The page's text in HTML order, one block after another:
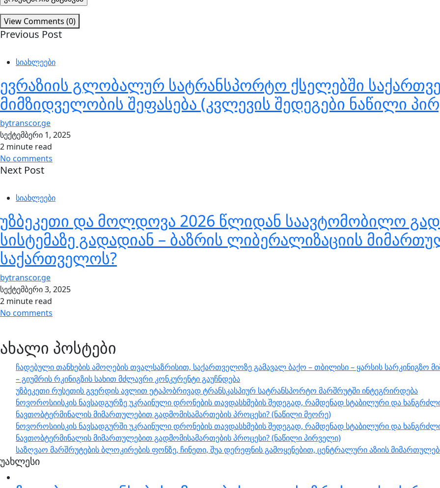
View Comments (0)
Previous Post
სიახლეები
ევრაზიის გლობალურ სატრანსპორტო ქსელებში
მიმზიდველობის შეფასება (კვლევის შედეგები ნაწილი
bytranscor.ge
სექტემბერი 1, 2025
2 minute read
No comments
Next Post
სიახლეები
უზბეკეთი და მოლდოვა 2026 წლიდან საავტომობილო
სისტემაზე გადადიან – ბაზრის ლიბერალიზაციის
საქართველოს?
bytranscor.ge
სექტემბერი 3, 2025
2 minute read
No comments
ახალი პოსტები
ჩადებული თანხების ამოღების თვალსაზრისით, საქართველოზე გამავალ ბაქო – თბილისი – ყარსის სარკინიგზო
– გიუმრის რკინიგზის სახით მძლავრი კონკურენტი გაუჩნდება
უზბეკეთი რუსეთის გვერდის ავლით ეტაპობრივად ტრანსკასპიურ სატრანსპორტო მარშრუტში ინტეგრირდება
ნოვოროსიისკის ნავსადგურზე უკრაინული დრონების თავდასხმების შედეგად, რამდენად სტაბილური და
ნავთობტერმინალის მიმართულებით გადმომისამართების პროცესი? (ნაწილი მეორე)
ნოვოროსიისკის ნავსადგურში უკრაინული დრონების თავდასხმების შედეგად, რამდენად სტაბილური და
ნავთობტერმინალის მიმართულებით გადმომისამართების პროცესი? (ნაწილი პირველი)
საზღვაო მარშრუტების ბლოკირების ფონზე, ჩინეთი, შუა დერეფნის გამოყენებით, ცენტრალური აზიის
უახლესი